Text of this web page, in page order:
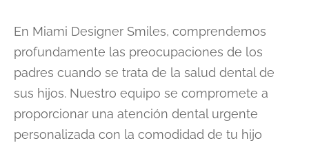
En Miami Designer Smiles, comprendemos
profundamente las preocupaciones de los
padres cuando se trata de la salud dental de
sus hijos. Nuestro equipo se compromete a
proporcionar una atención dental urgente
personalizada con la comodidad de tu hijo